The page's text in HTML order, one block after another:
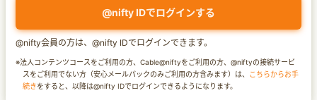
@nifty IDでログインする
@nifty会員の方は、@nifty IDでログインできます。
※法人コンテンツコースをご利用の方、Cable@niftyをご利用の方、@niftyの接続サービ
スをご利用でない方（安心メールパックのみご利用の方含みます）は、 こちらからお手
続きをすると、以降は@nifty IDでログインできるようになります。